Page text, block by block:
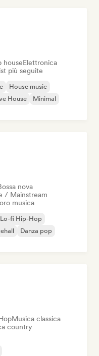
houseElettronica
più seguite
House music
House
Minimal
nova
/ Mainstream
musica
fi Hip-Hop
Danza pop
Musica classica
country